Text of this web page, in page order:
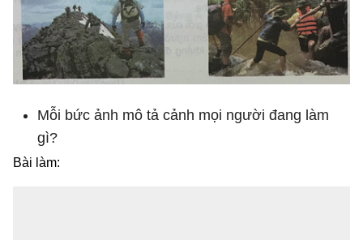
Mỗi bức ảnh mô tả cảnh mọi người đang làm
gì?
Bài làm: